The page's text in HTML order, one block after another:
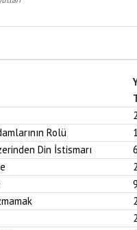
Rolü
Din İstismarı